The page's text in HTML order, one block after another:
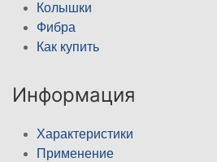
Колышки
Фибра
Как купить
Информация
Характеристики
Применение